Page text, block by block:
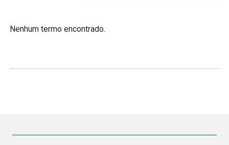
Nenhum termo encontrado.